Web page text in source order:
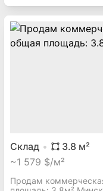
Склад 3.8 м²
~1 579 $/м²
Продам